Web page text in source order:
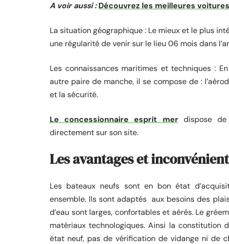
A voir aussi : Découvrez les meilleures
La situation géographique : Le mieux et le plus
une régularité de venir sur le lieu 06 mois dans
Les connaissances maritimes et techniques :
autre paire de manche, il se compose de :
et la sécurité.
Le concessionnaire esprit merdispose de
directement sur son site.
Les avantages et
Les bateaux neufs sont en bon état
ensemble. Ils sont adaptés aux besoins des
d’eau sont larges, confortables et aérés. Le
matériaux technologiques. Ainsi la constitution
état neuf, pas de vérification de vidange ni de